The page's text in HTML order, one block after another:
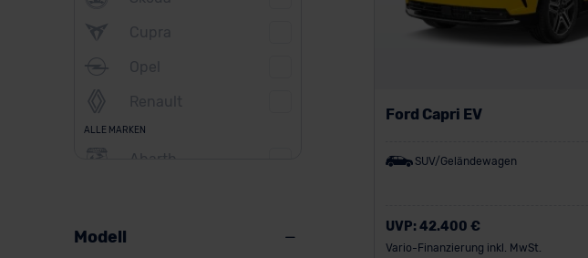
Cupra
Opel
Renault
ALLE MARKEN
Abarth
Modell
Ford Capri EV
SUV/Geländewagen
UVP: 42.400 €
Vario-Finanzierung inkl. MwSt.